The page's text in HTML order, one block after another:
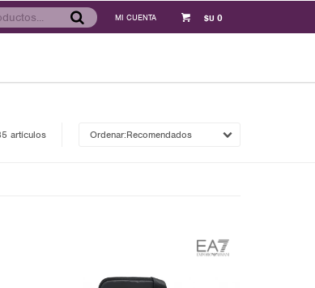
$U 0
artículos Recomendados